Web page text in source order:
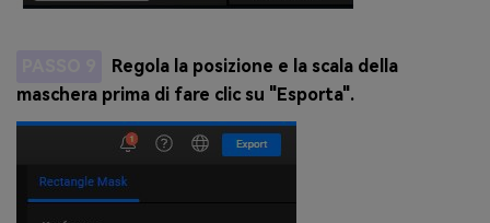
Regola la posizione e la scala della
maschera prima di fare clic su "Esporta".